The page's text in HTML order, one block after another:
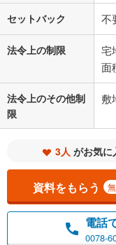
セットバック 不
法令上の制限
宅
面
法令上のその他制
限
敷
3人 がお気に
資料をもらう
電話
0078-